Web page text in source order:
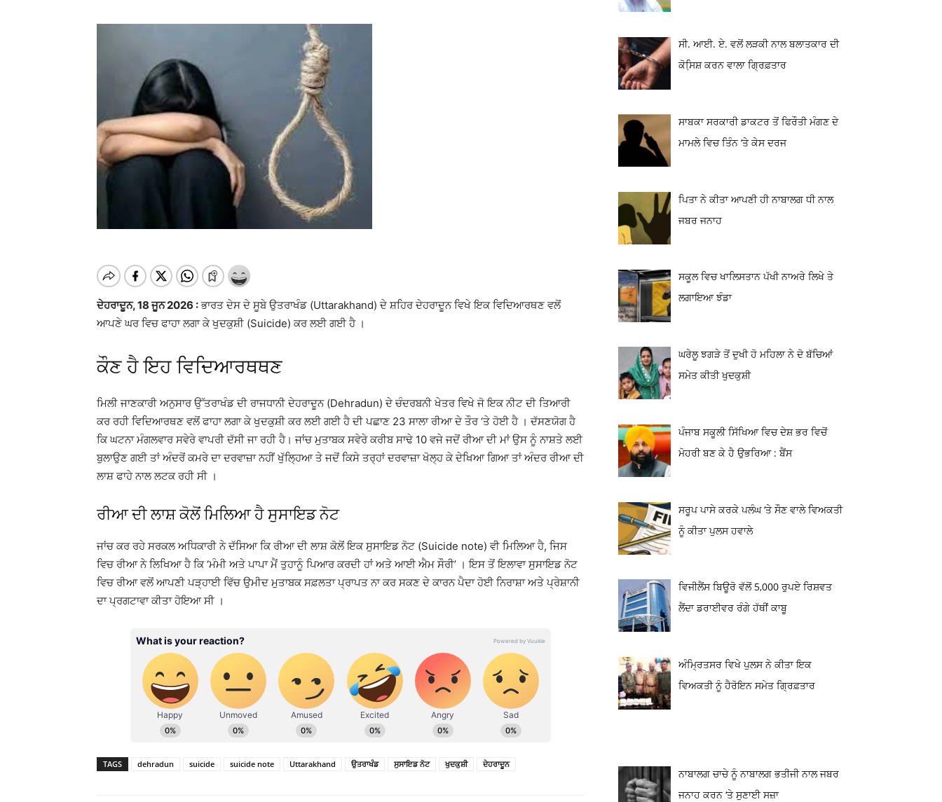
ਦੇਹਰਾਦੂਨ, 18 ਜੂਨ 2026 : ਭਾਰਤ ਦੇਸ ਦੇ ਸੂਬੇ ਉਤਰਾਖੰਡ (Uttarakhand) ਦੇ ਸ਼ਹਿਰ ਦੇਹਰਾਦੂਨ ਵਿਖੇ ਇਕ ਵਿਦਿਆਰਥਣ ਵਲੋਂ
ਆਪਣੇ ਘਰ ਵਿਚ ਫਾਹਾ ਲਗਾ ਕੇ ਖੁਦਕੁਸ਼ੀ (Suicide) ਕਰ ਲਈ ਗਈ ਹੈ ।
ਕੌਣ ਹੈ ਇਹ ਵਿਦਿਆਰਥਥਣ
ਮਿਲੀ ਜਾਣਕਾਰੀ ਅਨੁਸਾਰ ਉੱਤਰਾਖੰਡ ਦੀ ਰਾਜਧਾਨੀ ਦੇਹਰਾਦੂਨ (Dehradun) ਦੇ ਚੰਦਰਬਨੀ ਖੇਤਰ ਵਿਖੇ ਜੋ ਇਕ ਨੀਟ ਦੀ ਤਿਆਰੀ
ਕਰ ਰਹੀ ਵਿਦਿਆਰਥਣ ਵਲੋਂ ਫਾਹਾ ਲਗਾ ਕੇ ਖੁਦਕੁਸ਼ੀ ਕਰ ਲਈ ਗਈ ਹੈ ਦੀ ਪਛਾਣ 23 ਸਾਲਾ ਰੀਆ ਦੇ ਤੌਰ ‘ਤੇ ਹੋਈ ਹੈ । ਦੱਸਣਯੋਗ ਹੈ
ਕਿ ਘਟਨਾ ਮੰਗਲਵਾਰ ਸਵੇਰੇ ਵਾਪਰੀ ਦੱਸੀ ਜਾ ਰਹੀ ਹੈ। ਜਾਂਚ ਮੁਤਾਬਕ ਸਵੇਰੇ ਕਰੀਬ ਸਾਢੇ 10 ਵਜੇ ਜਦੋਂ ਰੀਆ ਦੀ ਮਾਂ ਉਸ ਨੂੰ ਨਾਸ਼ਤੇ ਲਈ
ਬੁਲਾਉਣ ਗਈ ਤਾਂ ਅੰਦਰੋਂ ਕਮਰੇ ਦਾ ਦਰਵਾਜ਼ਾ ਨਹੀਂ ਖੁੱਲ੍ਹਿਆ ਤੇ ਜਦੋਂ ਕਿਸੇ ਤਰ੍ਹਾਂ ਦਰਵਾਜ਼ਾ ਖੋਲ੍ਹ ਕੇ ਦੇਖਿਆ ਗਿਆ ਤਾਂ ਅੰਦਰ ਰੀਆ ਦੀ
ਲਾਸ਼ ਫਾਹੇ ਨਾਲ ਲਟਕ ਰਹੀ ਸੀ ।
ਰੀਆ ਦੀ ਲਾਸ਼ ਕੋਲੋਂ ਮਿਲਿਆ ਹੈ ਸੁਸਾਇਡ ਨੋਟ
ਜਾਂਚ ਕਰ ਰਹੇ ਸਰਕਲ ਅਧਿਕਾਰੀ ਨੇ ਦੱਸਿਆ ਕਿ ਰੀਆ ਦੀ ਲਾਸ਼ ਕੋਲੋਂ ਇਕ ਸੁਸਾਇਡ ਨੋਟ (Suicide note) ਵੀ ਮਿਲਿਆ ਹੈ, ਜਿਸ
ਵਿਚ ਰੀਆ ਨੇ ਲਿਖਿਆ ਹੈ ਕਿ ‘ਮੰਮੀ ਅਤੇ ਪਾਪਾ ਮੈਂ ਤੁਹਾਨੂੰ ਪਿਆਰ ਕਰਦੀ ਹਾਂ ਅਤੇ ਆਈ ਐਮ ਸੌਰੀ’ । ਇਸ ਤੋਂ ਇਲਾਵਾ ਸੁਸਾਇਡ ਨੋਟ
ਵਿਚ ਰੀਆ ਵਲੋਂ ਆਪਣੀ ਪੜ੍ਹਾਈ ਵਿੱਚ ਉਮੀਦ ਮੁਤਾਬਕ ਸਫ਼ਲਤਾ ਪ੍ਰਾਪਤ ਨਾ ਕਰ ਸਕਣ ਦੇ ਕਾਰਨ ਪੈਦਾ ਹੋਈ ਨਿਰਾਸ਼ਾ ਅਤੇ ਪ੍ਰੇਸ਼ਾਨੀ
ਦਾ ਪ੍ਰਗਟਾਵਾ ਕੀਤਾ ਹੋਇਆ ਸੀ ।
TAGS dehradun suicide suicide note Uttarakhand ਉਤਰਾਖੰਡ ਸੁਸਾਇਡ ਨੋਟ ਖੁਦਕੁਸ਼ੀ ਦੇਹਰਾਦੂਨ
ਸੀ. ਆਈ. ਏ. ਵਲੋਂ ਲੜਕੀ ਨਾਲ ਬਲਾਤਕਾਰ ਦੀ
ਕੋਸਿ਼ਸ਼ ਕਰਨ ਵਾਲਾ ਗ੍ਰਿਫ਼ਤਾਰ
ਸਾਬਕਾ ਸਰਕਾਰੀ ਡਾਕਟਰ ਤੋਂ ਫਿਰੌਤੀ ਮੰਗਣ ਦੇ
ਮਾਮਲੇ ਵਿਚ ਤਿੰਨ ‘ਤੇ ਕੇਸ ਦਰਜ
ਪਿਤਾ ਨੇ ਕੀਤਾ ਆਪਣੀ ਹੀ ਨਾਬਾਲਗ ਧੀ ਨਾਲ
ਜਬਰ ਜਨਾਹ
ਸਕੂਲ ਵਿਚ ਖਾਲਿਸਤਾਨ ਪੱਖੀ ਨਾਅਰੇ ਲਿਖੇ ਤੇ
ਲਗਾਇਆ ਝੰਡਾ
ਘਰੇਲੂ ਝਗੜੇ ਤੋਂ ਦੁਖੀ ਹੋ ਮਹਿਲਾ ਨੇ ਦੋ ਬੱਚਿਆਂ
ਸਮੇਤ ਕੀਤੀ ਖੁਦਕੁਸ਼ੀ
ਪੰਜਾਬ ਸਕੂਲੀ ਸਿੱਖਿਆ ਵਿਚ ਦੇਸ਼ ਭਰ ਵਿਚੋਂ
ਮੋਹਰੀ ਬਣ ਕੇ ਹੈ ਉਭਰਿਆ : ਬੈਂਸ
ਸਰੂਪ ਪਾਸੇ ਕਰਕੇ ਪਲੰਘ ‘ਤੇ ਸੌਣ ਵਾਲੇ ਵਿਅਕਤੀ
ਨੂੰ ਕੀਤਾ ਪੁਲਸ ਹਵਾਲੇ
ਵਿਜੀਲੈਂਸ ਬਿਊਰੋ ਵੱਲੋਂ 5,000 ਰੁਪਏ ਰਿਸ਼ਵਤ
ਲੈਂਦਾ ਡਰਾਈਵਰ ਰੰਗੇ ਹੱਥੀਂ ਕਾਬੂ
ਅੰਮ੍ਰਿਤਸਰ ਵਿਖੇ ਪੁਲਸ ਨੇ ਕੀਤਾ ਇਕ
ਵਿਅਕਤੀ ਨੂੰ ਹੈਰੋਇਨ ਸਮੇਤ ਗ੍ਰਿਫ਼ਤਾਰ
ਨਾਬਾਲਗ ਚਾਚੇ ਨੂੰ ਨਾਬਾਲਗ ਭਤੀਜੀ ਨਾਲ ਜਬਰ
ਜਨਾਹ ਕਰਨ ‘ਤੇ ਸੁਣਾਈ ਸਜ਼ਾ